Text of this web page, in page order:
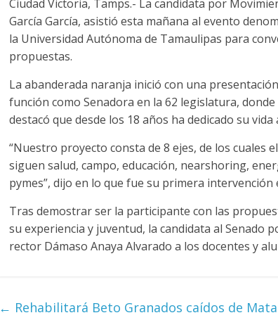
Ciudad Victoria, Tamps.- La candidata por
García García, asistió esta mañana al evento
la Universidad Autónoma de Tamaulipas para
propuestas.
La abanderada naranja inició con una
función como Senadora en la 62 legislatura,
destacó que desde los 18 años ha dedicado su
“Nuestro proyecto consta de 8 ejes, de los cuales
siguen salud, campo, educación, nearshoring,
pymes”, dijo en lo que fue su primera intervención
Tras demostrar ser la participante con las
su experiencia y juventud, la candidata al Senado
rector Dámaso Anaya Alvarado a los docentes y
← Rehabilitará Beto Granados caídos de